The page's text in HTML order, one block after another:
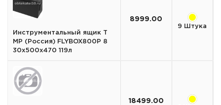
Инструментальный ящик T
MP (Россия) FLYBOX800P 8
30x500x470 119л
8999.00
9 Штука
18499.00